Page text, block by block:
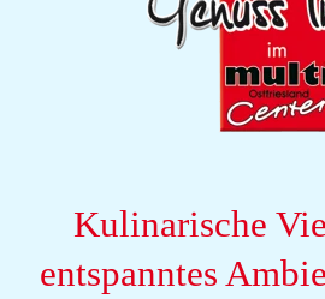
Kulinarische
entspanntes